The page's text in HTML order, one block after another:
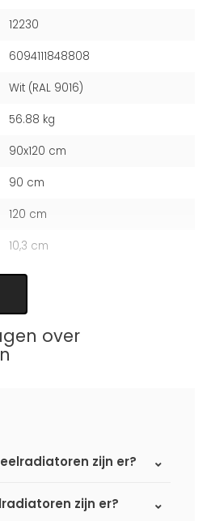
12230
6094111848808
Wit (RAL 9016)
56.88 kg
90x120 cm
90 cm
120 cm
10,3 cm
over
zijn er?
zijn er?